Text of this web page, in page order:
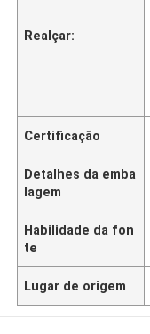
Realçar:
Certificação
Detalhes da emba
lagem
Habilidade da fon
te
Lugar de origem